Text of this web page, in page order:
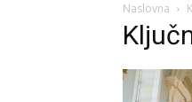
Naslovna